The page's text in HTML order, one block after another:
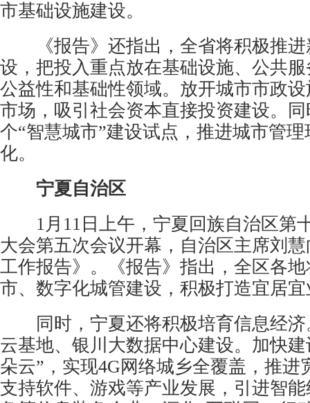
市基础设施建设。
《报告》还指出，全省将积极推进
设，把投入重点放在基础设施、公共
公益性和基础性领域。放开城市市政
市场，吸引社会资本直接投资建设。
个“智慧城市”建设试点，推进城市管
化。
宁夏自治区
1月11日上午，宁夏回族自治区第
大会第五次会议开幕，自治区主席刘
工作报告》。《报告》指出，全区各
市、数字化城管建设，积极打造宜居
同时，宁夏还将积极培育信息经济
云基地、银川大数据中心建设。加快
朵云”，实现4G网络城乡全覆盖，推进
支持软件、游戏等产业发展，引进智